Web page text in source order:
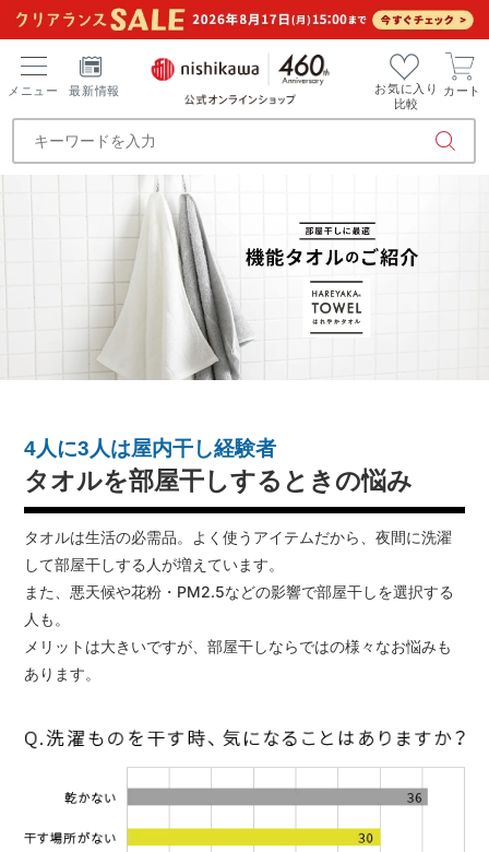
メニュー 最新情報
お気に入り
比較
カート
4人に3人は屋内干し経験者
タオルを部屋干しするときの悩み
タオルは生活の必需品。よく使うアイテムだから、夜間に洗濯
して部屋干しする人が増えています。
また、悪天候や花粉・PM2.5などの影響で部屋干しを選択する
人も。
メリットは大きいですが、部屋干しならではの様々なお悩みも
あります。